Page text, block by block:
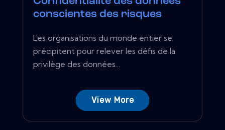
conscientes des risques
Les organisations du monde entier se
précipitent pour relever les défis de la
privilège des données...
View More